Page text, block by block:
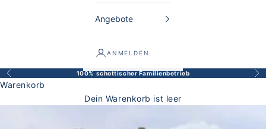
Angebote
ANMELDEN
Zurück 100% schottischer Familienbetrieb Vor
Warenkorb
Dein Warenkorb ist leer